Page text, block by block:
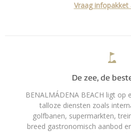
Vraag infopakket
De zee, de
BENALMÁDENA BEACH ligt op
talloze diensten zoals
golfbanen, supermarkten,
breed gastronomisch aanbod